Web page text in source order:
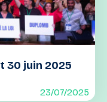
30 juin 2025
23/07/2025